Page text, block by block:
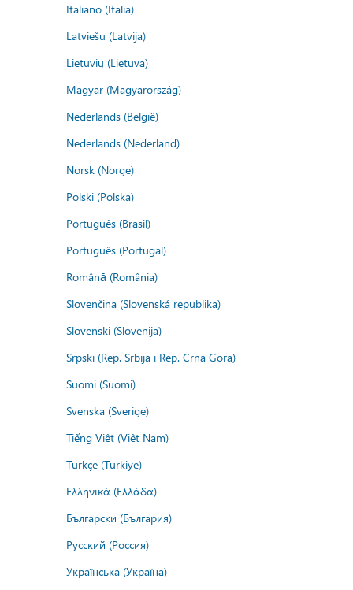
Italiano (Italia)
Latviešu (Latvija)
Lietuvių (Lietuva)
Magyar (Magyarország)
Nederlands (België)
Nederlands (Nederland)
Norsk (Norge)
Polski (Polska)
Português (Brasil)
Português (Portugal)
Română (România)
Slovenčina (Slovenská republika)
Slovenski (Slovenija)
Srpski (Rep. Srbija i Rep. Crna Gora)
Suomi (Suomi)
Svenska (Sverige)
Tiếng Việt (Việt Nam)
Türkçe (Türkiye)
Ελληνικά (Ελλάδα)
Български (България)
Русский (Россия)
Українська (Україна)